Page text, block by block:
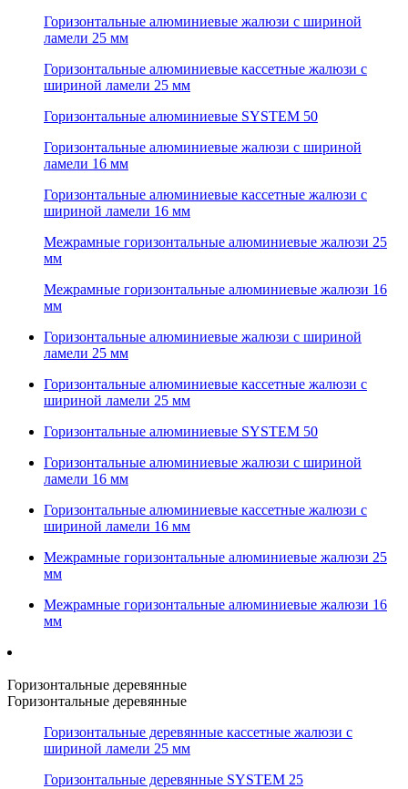
Горизонтальные алюминиевые жалюзи с шириной
ламели 25 мм
Горизонтальные алюминиевые кассетные жалюзи с
шириной ламели 25 мм
Горизонтальные алюминиевые SYSTEM 50
Горизонтальные алюминиевые жалюзи с шириной
ламели 16 мм
Горизонтальные алюминиевые кассетные жалюзи с
шириной ламели 16 мм
Межрамные горизонтальные алюминиевые жалюзи 25
мм
Межрамные горизонтальные алюминиевые жалюзи 16
мм
Горизонтальные алюминиевые жалюзи с шириной
ламели 25 мм
Горизонтальные алюминиевые кассетные жалюзи с
шириной ламели 25 мм
Горизонтальные алюминиевые SYSTEM 50
Горизонтальные алюминиевые жалюзи с шириной
ламели 16 мм
Горизонтальные алюминиевые кассетные жалюзи с
шириной ламели 16 мм
Межрамные горизонтальные алюминиевые жалюзи 25
мм
Межрамные горизонтальные алюминиевые жалюзи 16
мм
Горизонтальные деревянные
Горизонтальные деревянные
Горизонтальные деревянные кассетные жалюзи с
шириной ламели 25 мм
Горизонтальные деревянные SYSTEM 25